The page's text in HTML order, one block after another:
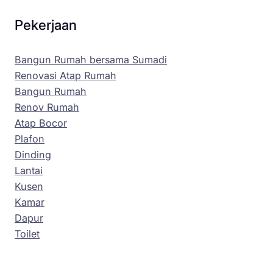
Pekerjaan
Bangun Rumah bersama Sumadi
Renovasi Atap Rumah
Bangun Rumah
Renov Rumah
Atap Bocor
Plafon
Dinding
Lantai
Kusen
Kamar
Dapur
Toilet